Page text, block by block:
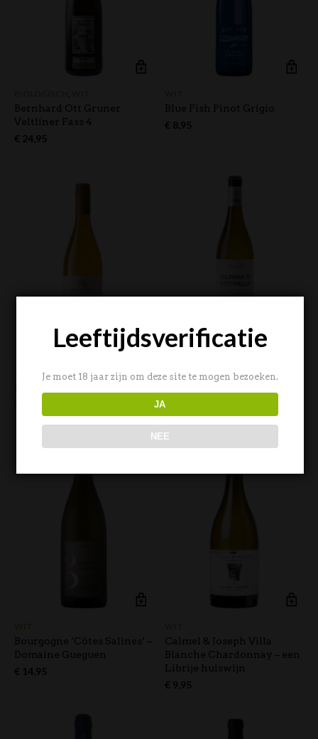
,
Bernhard Ott Gruner
Veltliner Fass 4
€ 24,95
Blue Fish Pinot Grigio
€ 8,95
Bodegas Salentein – Barrel
Bodegas Serra da Estrela
€
Bourgogne ‘Côtes Salines’ –
Domaine Gueguen
€ 14,95
Calmel & Joseph Villa
Blanche Chardonnay – een
Librije huiswijn
€ 9,95
Leeftijdsverificatie
Je moet 18 jaar zijn om deze site te mogen bezoeken.
JA
NEE